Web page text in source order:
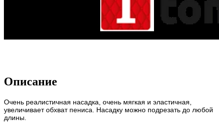
Описание
Очень реалистичная насадка, очень мягкая и эластичная,
увеличивает обхват пениса. Насадку можно подрезать до любой
длины.